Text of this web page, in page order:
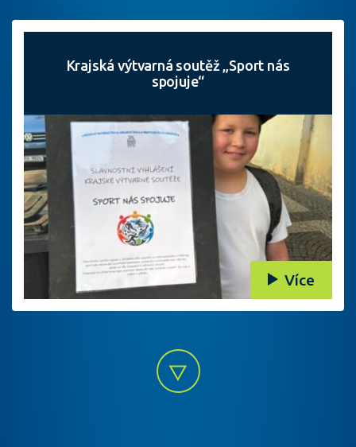
Krajská výtvarná soutěž „Sport nás
spojuje“
Více